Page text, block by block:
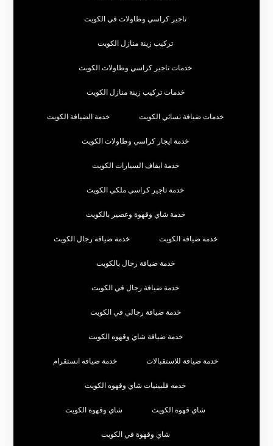
تاجير كراسي وطاولات في الكويت
تركيب زينة منازل الكويت
خدمات تاجير كراسي وطاولات الكويت
خدمات تركيب زينة منازل الكويت
خدمات ضيافة نسائي الكويت خدمة الضيافة الكويت
خدمة ايجار كراسي وطاولات الكويت
خدمة ايقاف السيارات الكويت
خدمة تاجير كراسي ملكي الكويت
خدمة شاي وقهوة وعصير بالكويت
خدمة ضيافة الكويت خدمة ضيافة رجال الكويت
خدمة ضيافة رجال بالكويت
خدمة ضيافة رجال في الكويت
خدمة ضيافة رجالي في الكويت
خدمة ضيافة شاي وقهوه الكويت
خدمة ضيافة للاستقبالات خدمة ضيافه انستقرام
خدمه فلبينيات شاي وقهوه الكويت
شاي قهوة الكويت شاي وقهوة الكويت
شاي وقهوة في الكويت